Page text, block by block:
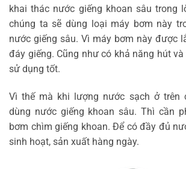
khai thác nước giếng khoan sâu trong
chúng ta sẽ dùng loại máy bơm này
nước giếng sâu. Vì máy bơm này được
đáy giếng. Cũng như có khả năng hút
sử dụng tốt.
Vì thế mà khi lượng nước sạch ở trên
dùng nước giếng khoan sâu. Thì cần
bơm chìm giếng khoan. Để có đầy đủ
sinh hoạt, sản xuất hàng ngày.